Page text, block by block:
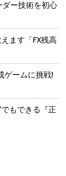
ダー技術を初心
ます「FX残高
ゲームに挑戦!
でもできる『正